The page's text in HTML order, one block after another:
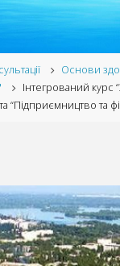
Основи
Інтегрований курс
“Підприємництво та